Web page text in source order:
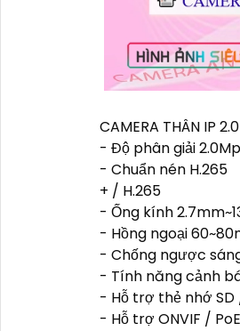
CAMERA THÂN IP
- Độ phân giải 2.0Mp
- Chuẩn nén H.265
+ / H.265
- Ống kính
- Hồng ngoại
- Chống ngược
- Tính năng cảnh
- Hỗ trợ thẻ nhớ SD
- Hỗ trợ ONVIF /